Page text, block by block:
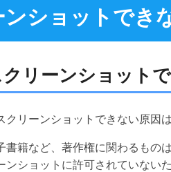
ンショットでき
リーンショット
クリーンショットできない原因
書籍など、著作権に関わるもの
ンショットに許可されていない